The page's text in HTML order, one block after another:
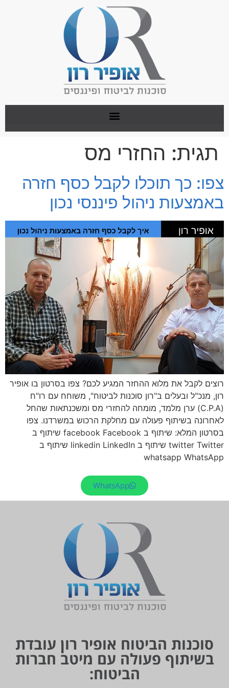
תגית: החזרי מס
צפו: כך תוכלו לקבל כסף חזרה
באמצעות ניהול פיננסי נכון
רוצים לקבל את מלוא ההחזר המגיע לכם? צפו בסרטון בו אופיר
רון, מנכ"ל ובעלים ב"רון סוכנות לביטוח", משוחח עם רו"ח
(C.P.A) ערן מלמד, מומחה להחזרי מס ומשכנתאות שהחל
לאחרונה בשיתוף פעולה עם מחלקת הרכוש במשרדנו. צפו
בסרטון המלא: שיתוף ב facebook Facebook שיתוף ב
twitter Twitter שיתוף ב linkedin LinkedIn שיתוף ב
whatsapp WhatsApp
WhatsApp
סוכנות הביטוח אופיר רון עובדת
בשיתוף פעולה עם מיטב חברות
הביטוח: